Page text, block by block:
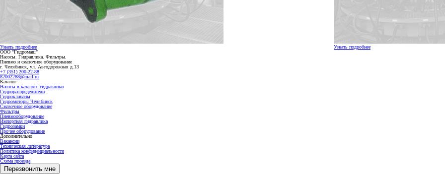
Узнать подробнее
Узнать подробнее
ООО "Гидромаш"
Насосы. Гидравлика. Фильтры.
Пневмо и смазочное оборудование
г. Челябинск, ул. Автодорожная д.13
+7 (351) 200-22-88
82002288@mail.ru
Каталог
Насосы в каталоге гидравлики
Гидрораспределители
Гидроклапаны
Гидромоторы Челябинск
Смазочное оборудование
Фильтры
Пневмооборудование
Импортная гидравлика
Гидрозамки
Прочее оборудование
Дополнительно
Вакансии
Техническая литература
Политика конфиденциальности
Карта сайта
Схема проезда
Перезвонить мне